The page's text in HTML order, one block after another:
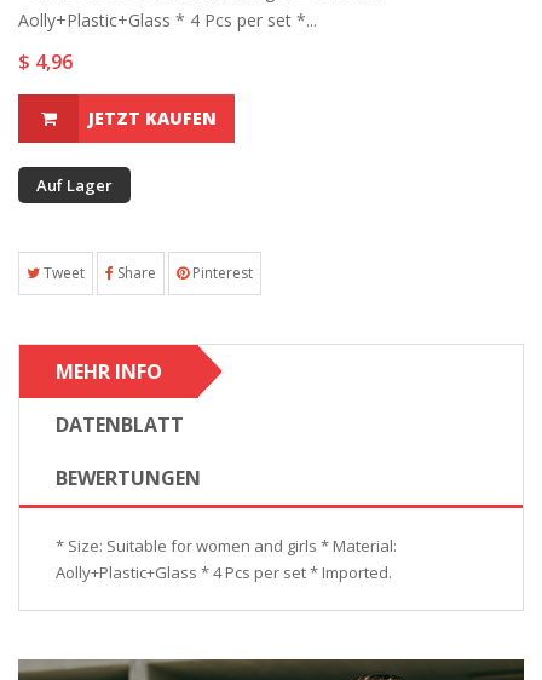
Aolly+Plastic+Glass * 4 Pcs per set *...
$ 4,96
JETZT KAUFEN
Auf Lager
Tweet Share Pinterest
MEHR INFO
DATENBLATT
BEWERTUNGEN
* Size: Suitable for women and girls * Material:
Aolly+Plastic+Glass * 4 Pcs per set * Imported.